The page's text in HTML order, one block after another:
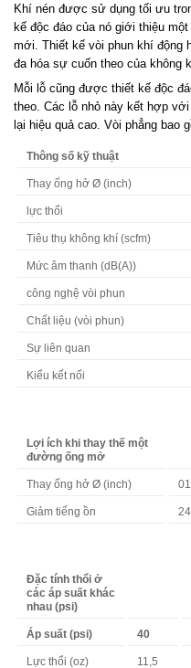
Khí nén được sử dụng tối ưu
kế độc đáo của nó giới thiệu
mới. Thiết kế vòi phun khí động
đa hóa sự cuốn theo của không
Mỗi lỗ cũng được thiết kế độc
theo. Các lỗ nhỏ này kết hợp
lại hiệu quả cao. Vòi phẳng bao
Thông số kỹ thuật
Thay ống hở Ø (inch)
lực thổi
Tiêu thụ không khí (scfm)
Mức âm thanh (dB(A))
công nghệ vòi phun
Chất liệu (vòi phun)
Sự liên quan
Kiểu kết nối
Lợi ích khi thay thế một
đường ống mở
Thay ống hở Ø (inch)
Giảm tiếng ồn
Đặc tính thổi ở
các áp suất khác
nhau (psi)
Áp suất (psi) 40
Lực thổi (oz) 11,5